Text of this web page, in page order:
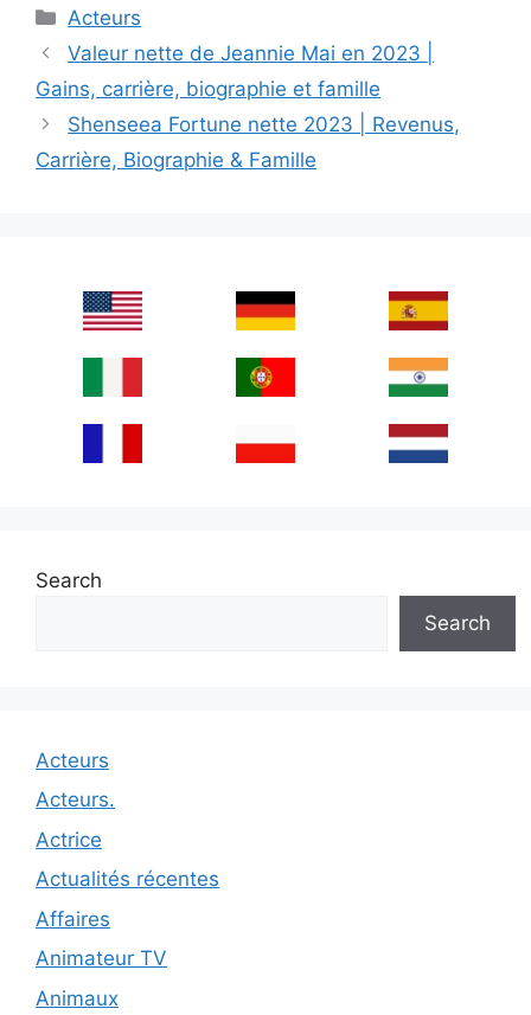
Categories
Acteurs
Valeur nette de Jeannie Mai en 2023 |
Gains, carrière, biographie et famille
Shenseea Fortune nette 2023 | Revenus,
Carrière, Biographie & Famille
Search
Search
Acteurs
Acteurs.
Actrice
Actualités récentes
Affaires
Animateur TV
Animaux